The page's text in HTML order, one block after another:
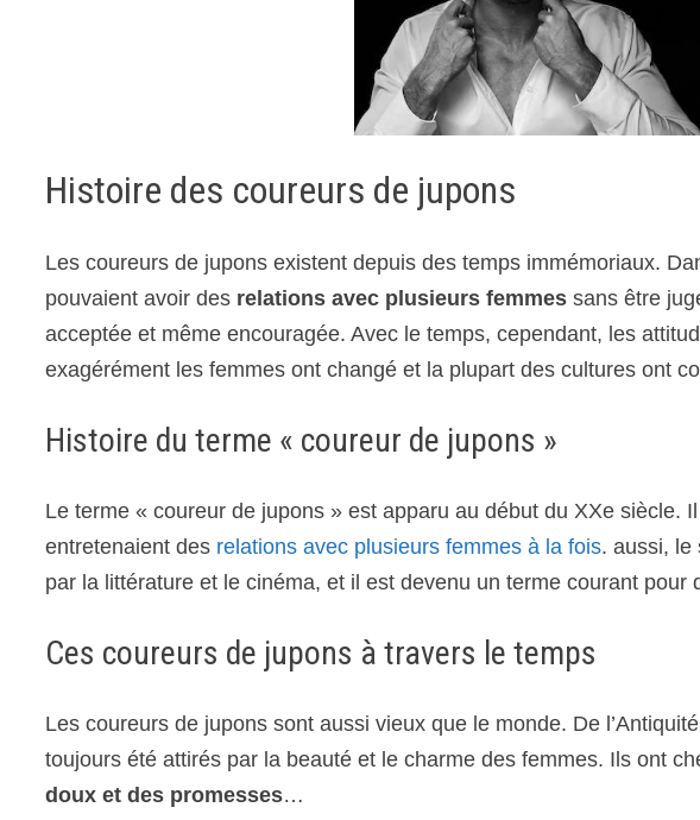
Histoire des coureurs de jupons
Les coureurs de jupons existent depuis des temps immémoriaux.
pouvaient avoir des relations avec plusieurs femmes sans être
acceptée et même encouragée. Avec le temps, cependant, les
exagérément les femmes ont changé et la plupart des cultures ont
Histoire du terme « coureur de jupons »
Le terme « coureur de jupons » est apparu au début du XXe siècle.
entretenaient des relations avec plusieurs femmes à la fois. aussi, le
par la littérature et le cinéma, et il est devenu un terme courant pour
Ces coureurs de jupons à travers le temps
Les coureurs de jupons sont aussi vieux que le monde. De
toujours été attirés par la beauté et le charme des femmes. Ils ont
doux et des promesses…